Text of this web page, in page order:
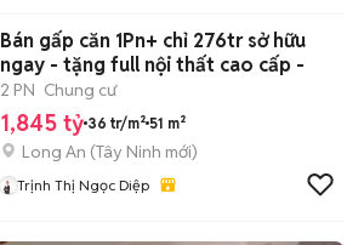
Bán gấp căn 1Pn+ chỉ 276tr sở hữu
ngay - tặng full nội thất cao cấp -
2 PN Chung cư
1,845 tỷ 36 tr/m² 51 m²
Long An (Tây Ninh mới)
Trịnh Thị Ngọc Diệp